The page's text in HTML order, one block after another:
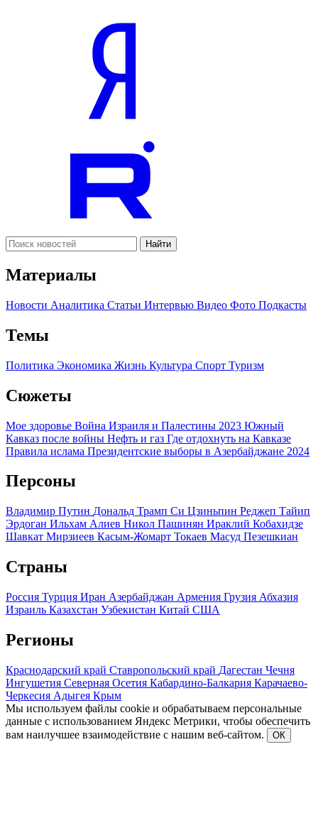
Найти
Материалы
Новости Аналитика Статьи Интервью Видео Фото Подкасты
Темы
Политика Экономика Жизнь Культура Спорт Туризм
Сюжеты
Мое здоровье Война Израиля и Палестины 2023 Южный
Кавказ после войны Нефть и газ Где отдохнуть на Кавказе
Правила ислама Президентские выборы в Азербайджане 2024
Персоны
Владимир Путин Дональд Трамп Си Цзиньпин Реджеп Тайип
Эрдоган Ильхам Алиев Никол Пашинян Ираклий Кобахидзе
Шавкат Мирзиеев Касым-Жомарт Токаев Масуд Пезешкиан
Страны
Россия Турция Иран Азербайджан Армения Грузия Абхазия
Израиль Казахстан Узбекистан Китай США
Регионы
Краснодарский край Ставропольский край Дагестан Чечня
Ингушетия Северная Осетия Кабардино-Балкария Карачаево-
Черкесия Адыгея Крым
Мы используем файлы cookie и обрабатываем персональные
данные с использованием Яндекс Метрики, чтобы обеспечить
вам наилучшее взаимодействие с нашим веб-сайтом.
ОК